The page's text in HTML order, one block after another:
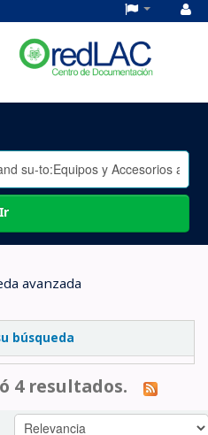
Ir
avanzada
búsqueda
4 resultados.